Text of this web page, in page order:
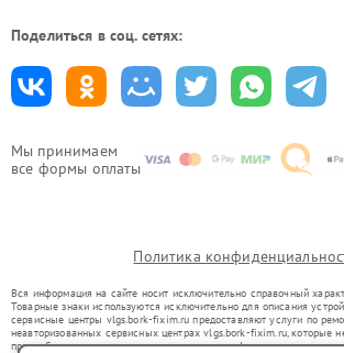
Мы принимаем
все формы оплаты
Поделиться в соц. сетях:
Политика
Вся информация на сайте носит исключительно справочный
Товарные знаки используются исключительно для описания
сервисные центры vlgs.bork-fixim.ru предоставляют услуги по
неавторизованных сервисных центрах vlgs.bork-fixim.ru, которые
правообладателями товарных знаков или их официальными